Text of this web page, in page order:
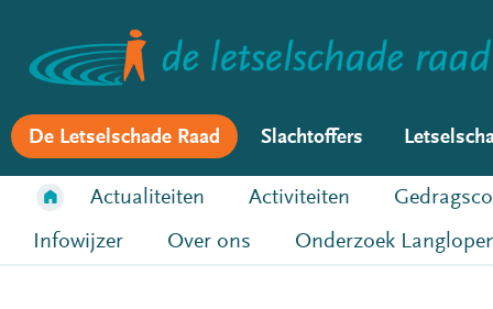
De Letselschade Raad Slachtoffers
Actualiteiten Activiteiten
Infowijzer
Over ons Onderzoek